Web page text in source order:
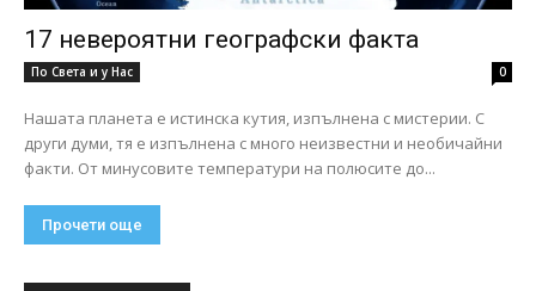
17 невероятни географски факта
По Света и у Нас 0
Нашата планета е истинска кутия, изпълнена с мистерии. С
други думи, тя е изпълнена с много неизвестни и необичайни
факти. От минусовите температури на полюсите до...
Прочети още